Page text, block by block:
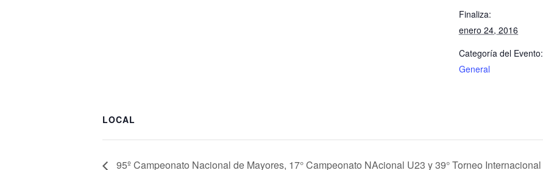
Finaliza:
enero 24, 2016
Categoría del Evento:
General
LOCAL
95º Campeonato Nacional de Mayores, 17° Campeonato NAcional U23 y 39° Torneo Internacional